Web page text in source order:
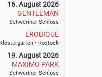
16. August 2026
GENTLEMAN
Schweriner Schloss
EROBIQUE
Klostergarten • Rostock
19. August 2026
MAXÏMO PARK
Schweriner Schloss